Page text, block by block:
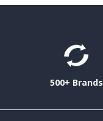
500+ Brands